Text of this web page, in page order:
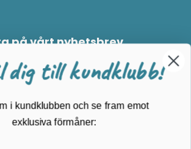
på vårt nyhetsbrev
NYHETSBREVET
är den första som får information om